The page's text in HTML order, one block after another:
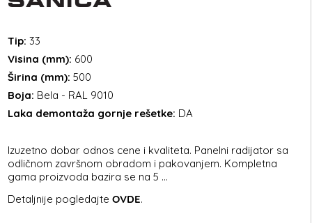
Tip: 33
Visina (mm): 600
Širina (mm): 500
Boja: Bela - RAL 9010
Laka demontaža gornje rešetke: DA
Izuzetno dobar odnos cene i kvaliteta. Panelni radijator sa
odličnom završnom obradom i pakovanjem. Kompletna
gama proizvoda bazira se na 5 ...
Detaljnije pogledajteOVDE.